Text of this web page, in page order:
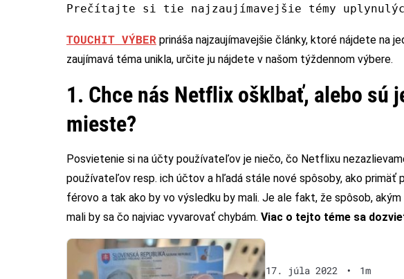
Prečítajte si tie najzaujímavejšie témy
TOUCHIT VÝBER prináša najzaujímavejšie články, ktoré nájdete na
zaujímavá téma unikla, určite ju nájdete v našom týždennom výbere.
1. Chce nás Netflix ošklbať, alebo sú
mieste?
Posvietenie si na účty používateľov je niečo, čo Netflixu
používateľov resp. ich účtov a hľadá stále nové spôsoby, ako
férovo a tak ako by vo výsledku by mali. Je ale fakt, že spôsob,
mali by sa čo najviac vyvarovať chybám. Viac o tejto téme sa
17. júla 2022 • 1m